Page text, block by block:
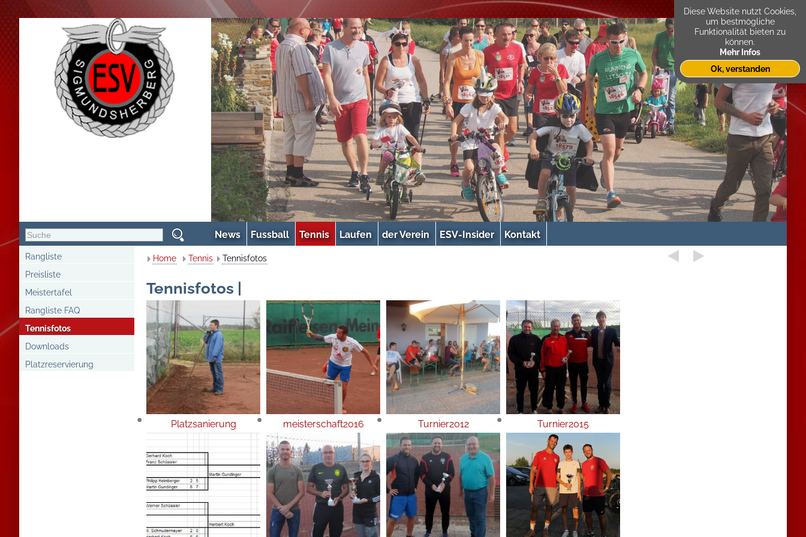
News Fussball Tennis Laufen der Verein ESV-Insider Kontakt
Rangliste
Preisliste
Meistertafel
Rangliste FAQ
Tennisfotos
Downloads
Platzreservierung
Home Tennis Tennisfotos
Tennisfotos |
Platzsanierung meisterschaft2016 Turnier2012 Turnier2015
Diese Website nutzt Cookies,
um bestmögliche
Funktionalität bieten zu
können.
Mehr Infos
Ok, verstanden